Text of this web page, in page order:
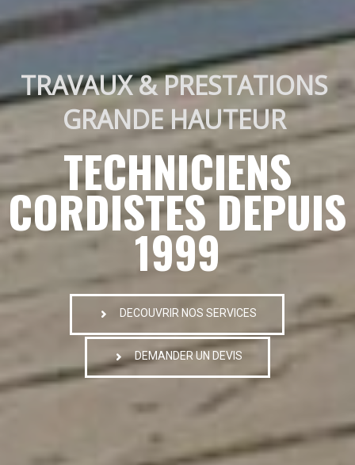
TRAVAUX & PRESTATIONS
GRANDE HAUTEUR
TECHNICIENS
CORDISTES DEPUIS
1999
DECOUVRIR NOS SERVICES
DEMANDER UN DEVIS